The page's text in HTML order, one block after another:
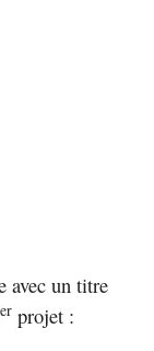
avec un titre
er projet :